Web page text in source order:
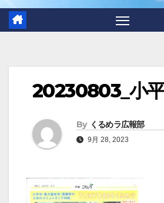
20230803_小
By くるめラ広報部
9月 28, 2023